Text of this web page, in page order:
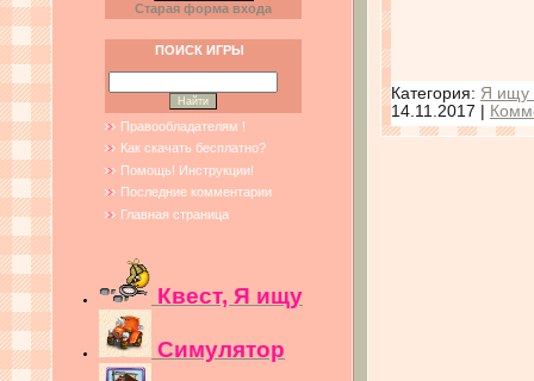
Старая форма входа
ПОИСК ИГРЫ
Правообладателям !
Как скачать бесплатно?
Помощь! Инструкции!
Последние комментарии
Главная страница
Квест, Я ищу
Симулятор
Категория: Я ищу
14.11.2017 |